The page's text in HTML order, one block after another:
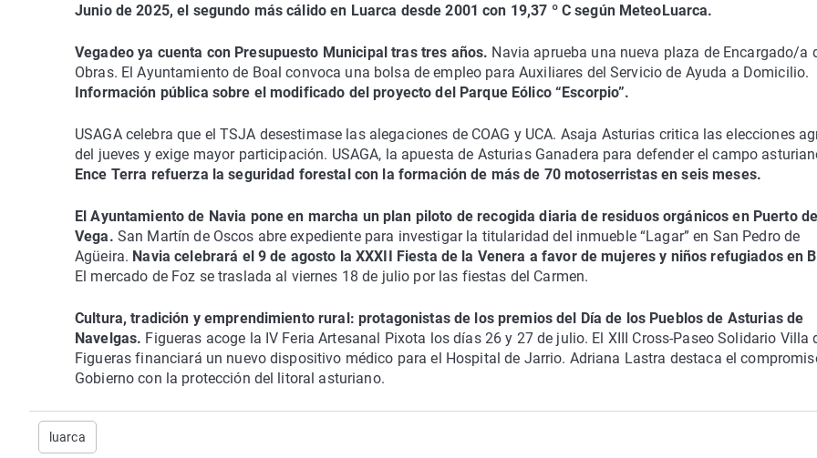
Junio de 2025, el segundo más cálido en Luarca desde 2001 con 19,37 º C según MeteoLuarca.
Vegadeo ya cuenta con Presupuesto Municipal tras tres años. Navia aprueba una nueva plaza de Encargado/a
Obras. El Ayuntamiento de Boal convoca una bolsa de empleo para Auxiliares del Servicio de Ayuda a Domicilio.
Información pública sobre el modificado del proyecto del Parque Eólico “Escorpio”.
USAGA celebra que el TSJA desestimase las alegaciones de COAG y UCA. Asaja Asturias critica las elecciones
del jueves y exige mayor participación. USAGA, la apuesta de Asturias Ganadera para defender el campo
Ence Terra refuerza la seguridad forestal con la formación de más de 70 motoserristas en seis meses.
El Ayuntamiento de Navia pone en marcha un plan piloto de recogida diaria de residuos orgánicos en Puerto de
Vega. San Martín de Oscos abre expediente para investigar la titularidad del inmueble “Lagar” en San Pedro de
Agüeira. Navia celebrará el 9 de agosto la XXXII Fiesta de la Venera a favor de mujeres y niños refugiados en
El mercado de Foz se traslada al viernes 18 de julio por las fiestas del Carmen.
Cultura, tradición y emprendimiento rural: protagonistas de los premios del Día de los Pueblos de Asturias de
Navelgas. Figueras acoge la IV Feria Artesanal Pixota los días 26 y 27 de julio. El XIII Cross-Paseo Solidario Villa
Figueras financiará un nuevo dispositivo médico para el Hospital de Jarrio. Adriana Lastra destaca el
Gobierno con la protección del litoral asturiano.
luarca